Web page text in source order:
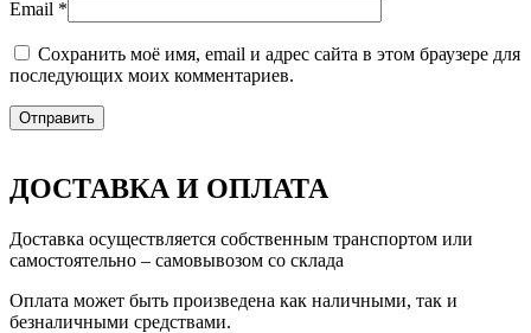
Email *
Сохранить моё имя, email и адрес сайта в этом браузере для
последующих моих комментариев.
ДОСТАВКА И ОПЛАТА
Доставка осуществляется собственным транспортом или
самостоятельно – самовывозом со склада
Оплата может быть произведена как наличными, так и
безналичными средствами.